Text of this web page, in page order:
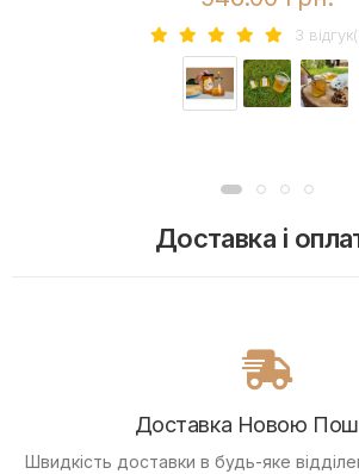
3
Доставка і
Доставка Новою
Швидкість доставки в будь-яке